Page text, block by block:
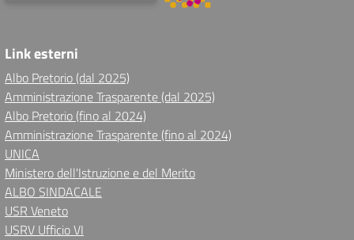
Link esterni
Albo Pretorio (dal 2025)
Amministrazione Trasparente (dal 2025)
Albo Pretorio (fino al 2024)
Amministrazione Trasparente (fino al 2024)
UNICA
Ministero dell'Istruzione e del Merito
ALBO SINDACALE
USR Veneto
USRV Ufficio VI